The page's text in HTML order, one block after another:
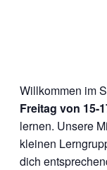
Willkommen im
Freitag von 15-
lernen. Unsere
kleinen
dich